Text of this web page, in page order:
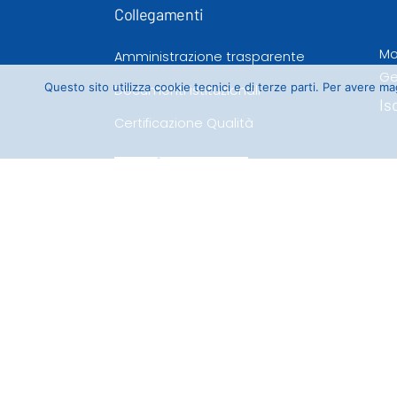
Collegamenti
Amministrazione trasparente
Documenti istituzionali
Certificazione Qualità
Questo sito utilizza cookie tecnici e di terze parti. Per avere